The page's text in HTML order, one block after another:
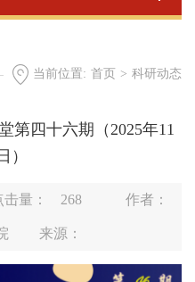
当前位置: 首页 > 科研动态
第四十六期（2025年11
）
击量： 268 作者：
来源：